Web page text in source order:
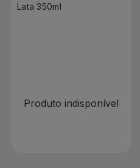
Lata 350ml
Produto indisponível